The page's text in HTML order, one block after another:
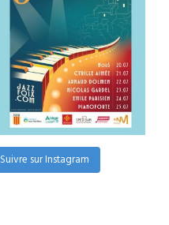
Suivre sur Instagram